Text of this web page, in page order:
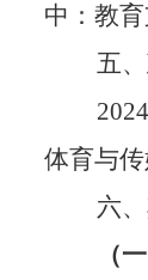
中： 教育
五
2024
体育与
六
（